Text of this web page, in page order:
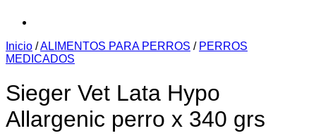
Inicio /ALIMENTOS PARA PERROS / PERROS
MEDICADOS
Sieger Vet Lata Hypo
Allargenic perro x 340 grs